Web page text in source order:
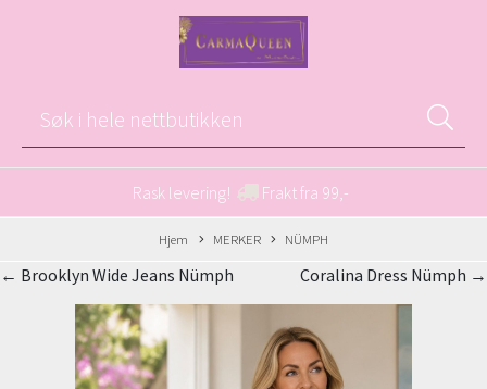
Rask levering! Frakt fra 99,-
Hjem MERKER NÜMPH
Coralina Dress Nümph →
← Brooklyn Wide Jeans Nümph